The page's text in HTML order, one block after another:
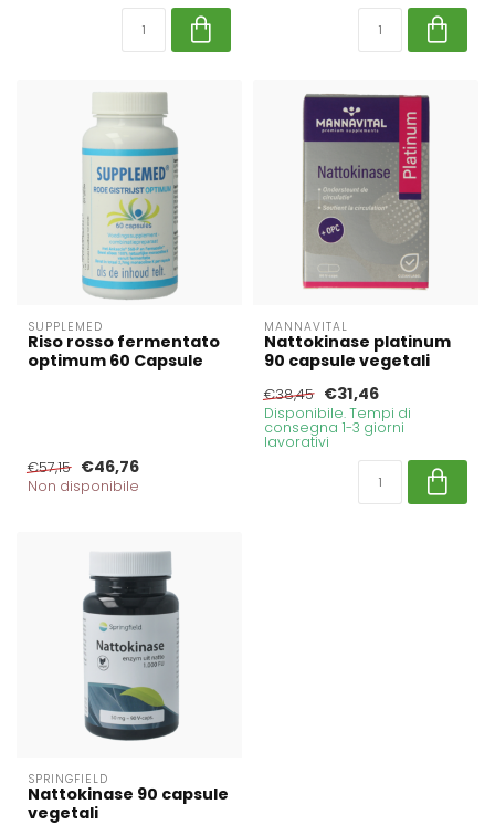
SUPPLEMED
Riso rosso fermentato
optimum 60 Capsule
€57,15 €46,76
Non disponibile
MANNAVITAL
Nattokinase platinum
90 capsule vegetali
€38,45 €31,46
Disponibile. Tempi di
consegna 1-3 giorni
lavorativi
SPRINGFIELD
Nattokinase 90 capsule
vegetali